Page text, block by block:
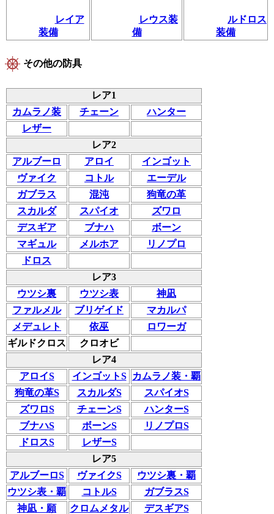
レイア
装備
レウス装
備
ルドロス
装備
その他の防具
レア1
カムラノ装
チェーン
ハンター
レザー
レア2
アルブーロ
アロイ
インゴット
ヴァイク
コトル
エーデル
ガブラス
混沌
狗竜の革
スカルダ
スパイオ
ズワロ
デスギア
ブナハ
ボーン
マギュル
メルホア
リノプロ
ドロス
レア3
ウツシ裏
ウツシ表
神凪
ファルメル
ブリゲイド
マカルパ
メデュレト
依巫
ロワーガ
ギルドクロス
クロオビ
レア4
アロイS
インゴットS
カムラノ装・覇
狗竜の革S
スカルダS
スパイオS
ズワロS
チェーンS
ハンターS
ブナハS
ボーンS
リノプロS
ドロスS
レザーS
レア5
アルブーロS
ヴァイクS
ウツシ裏・覇
ウツシ表・覇
コトルS
ガブラスS
神凪・願
クロムメタル
デスギアS